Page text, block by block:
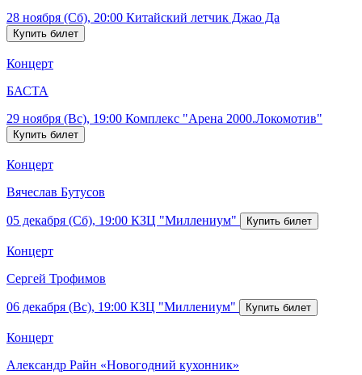
28 ноября (Сб), 20:00 Китайский летчик Джао Да
Концерт
БАСТА
29 ноября (Вс), 19:00 Комплекс "Арена 2000.Локомотив"
Концерт
Вячеслав Бутусов
05 декабря (Сб), 19:00 КЗЦ "Миллениум"
Концерт
Сергей Трофимов
06 декабря (Вс), 19:00 КЗЦ "Миллениум"
Концерт
Александр Райн «Новогодний кухонник»